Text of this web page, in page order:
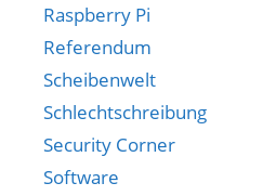
Raspberry Pi
Referendum
Scheibenwelt
Schlechtschreibung
Security Corner
Software